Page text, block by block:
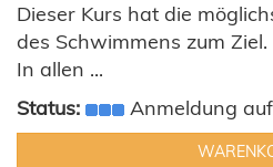
Dieser Kurs hat die
des Schwimmens zum Ziel.
In allen ...
Status:
Anmeldung